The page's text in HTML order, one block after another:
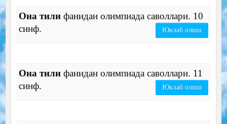
Она тилифанидан олимпиада саволлари. 10
синф.
Юклаб олиш
Она тилифанидан олимпиада саволлари. 11
синф.
Юклаб олиш